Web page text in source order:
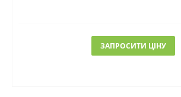
ЗАПРОСИТИ ЦІНУ